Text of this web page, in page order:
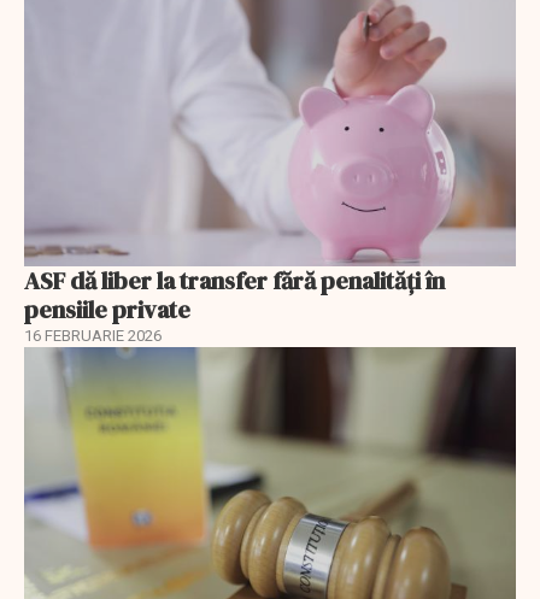
ASF dă liber la transfer fără penalități în
pensiile private
16 FEBRUARIE 2026